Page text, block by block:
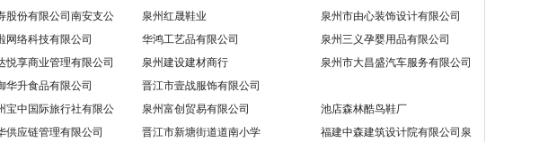
股份有限公司南安支公
险部
泉州红晟鞋业
泉州市由心装饰设计有限公司
网络科技有限公司 华鸿工艺品有限公司
泉州三义孕婴用品有限公司
悦享商业管理有限公司 泉州建设建材商行
泉州市大昌盛汽车服务有限公司
华升食品有限公司
晋江市壹战服饰有限公司
宝中国际旅行社有限公
泉州富创贸易有限公司
池店森林酷鸟鞋厂
供应链管理有限公司 晋江市新塘街道道南小学
福建中森建筑设计院有限公司泉